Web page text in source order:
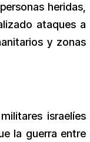
heridas,
ataques a
y zonas
israelíes
la guerra entre